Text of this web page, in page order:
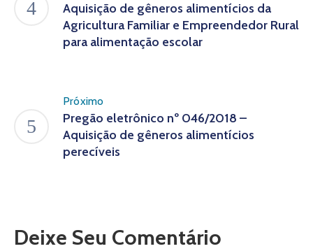
Aquisição de gêneros alimentícios da
Agricultura Familiar e Empreendedor Rural
para alimentação escolar
Próximo
Pregão eletrônico nº 046/2018 –
Aquisição de gêneros alimentícios
perecíveis
Deixe Seu Comentário